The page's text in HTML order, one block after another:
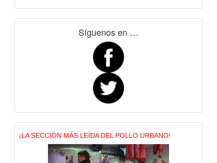
Síguenos en …
¡LA SECCIÓN MÁS LEÍDA DEL POLLO URBANO!